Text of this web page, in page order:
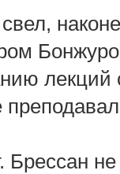
лекций
Брессан